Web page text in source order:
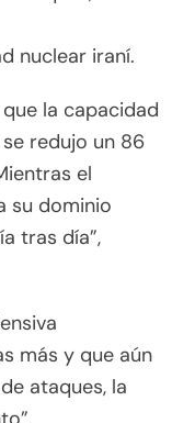
nuclear iraní.
la capacidad
redujo un 86
el
su dominio
tras día”,
más y que aún
ataques, la